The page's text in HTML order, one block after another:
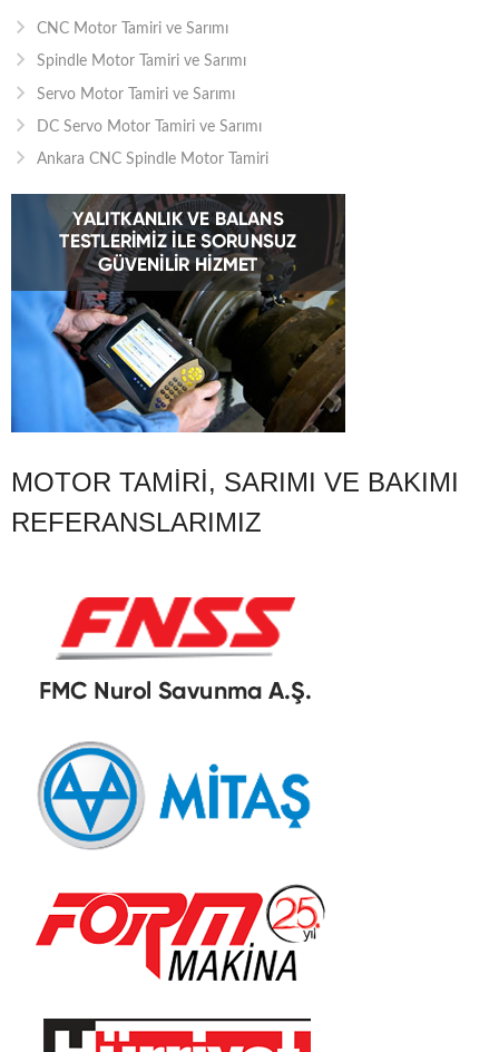
CNC Motor Tamiri ve Sarımı
Spindle Motor Tamiri ve Sarımı
Servo Motor Tamiri ve Sarımı
DC Servo Motor Tamiri ve Sarımı
Ankara CNC Spindle Motor Tamiri
MOTOR TAMIRI, SARIMI VE BAKIMI
REFERANSLARIMIZ